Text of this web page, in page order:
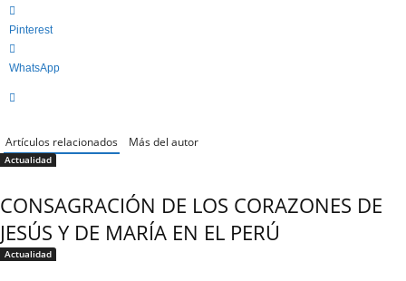
Pinterest
WhatsApp
Artículos relacionados Más del autor
Actualidad
CONSAGRACIÓN DE LOS CORAZONES DE
JESÚS Y DE MARÍA EN EL PERÚ
Actualidad